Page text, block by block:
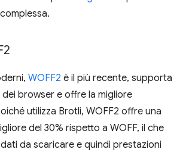
WOFF2 è il più recente, supporta
browser e offre la migliore
utilizza Brotli, WOFF2 offre una
del 30% rispetto a WOFF, il che
da scaricare e quindi prestazioni